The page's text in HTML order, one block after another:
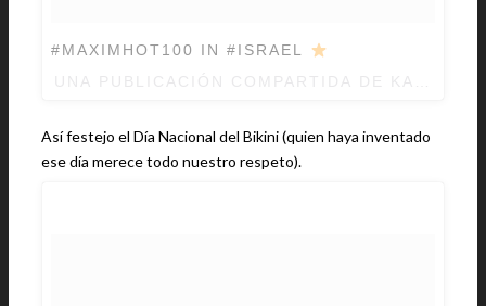
#MAXIMHOT100 IN #ISRAEL
Así festejo el Día Nacional del Bikini (quien haya inventado
ese día merece todo nuestro respeto).